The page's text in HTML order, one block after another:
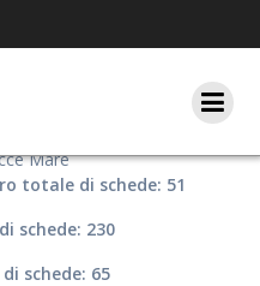
Mare
totale di schede: 51
schede: 230
schede: 65